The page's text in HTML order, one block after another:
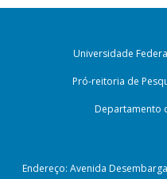
Universidade
Pró-reitoria de
Departamento
Endereço: Avenida